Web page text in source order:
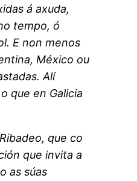
á axuda,
tempo, ó
E non menos
México ou
Alí
que en Galicia
que co
que invita a
as súas